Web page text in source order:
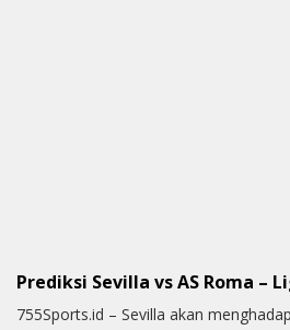
Prediksi Sevilla vs AS Roma –
755Sports.id – Sevilla akan